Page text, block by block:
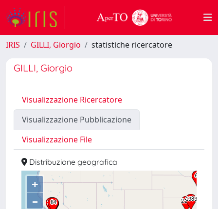
IRIS GILLI, Giorgio statistiche ricercatore
GILLI, Giorgio
Visualizzazione Ricercatore
Visualizzazione Pubblicazione
Visualizzazione File
Distribuzione geografica
+
–